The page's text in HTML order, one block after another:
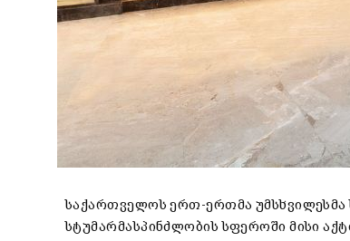
საქართველოს ერთ-ერთმა უმსხვილესმა
სტუმარმასპინძლობის სფეროში მისი